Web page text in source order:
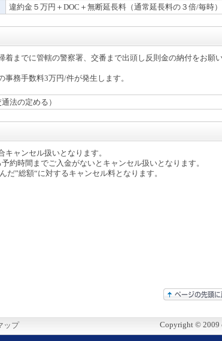
違約金５万円＋DOC＋無断延長料（通常延長料の３倍/毎時）
までに管轄の警察署、交番まで出頭し反則金の納付をお願
務手数料3万円/件が発生します。
法の定める）
ャンセル扱いとなります。
約時間までご入金がないとキャンセル扱いとなります。
”総額“に対するキャンセル料となります。
ップ Copyright © 2009